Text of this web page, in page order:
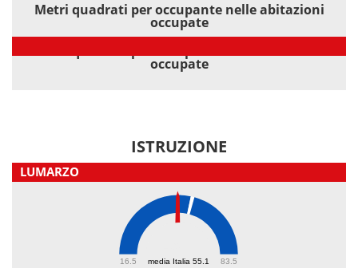
Metri quadrati per occupante nelle abitazioni
occupate
occupate
ISTRUZIONE
LUMARZO
media Italia 55.1
16.5 83.5